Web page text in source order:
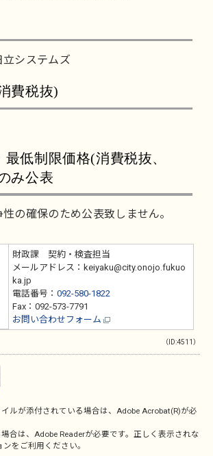
システムズ
費税抜)
低制限価格(消費税抜、
み公表
の確保のため公表致しません。
財政課 契約・検査担当
メールアドレス：keiyaku@city.onojo.fukuo
ka.jp
電話番号： 092-580-1822
Fax：092-573-7791
お問い合わせフォーム
（ID:4511）
ルが添付されている場合は、Adobe Acrobat(R)が必
場合は、Adobe Readerが必要です。正しく表示されな
をご利用ください。